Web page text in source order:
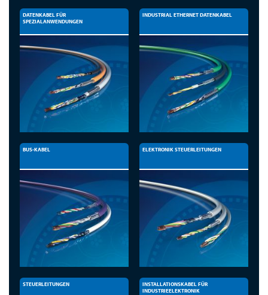
DATENKABEL FÜR
SPEZIALANWENDUNGEN
INDUSTRIAL ETHERNET DATENKABEL
BUS-KABEL ELEKTRONIK STEUERLEITUNGEN
STEUERLEITUNGEN
INSTALLATIONSKABEL FÜR
INDUSTRIEELEKTRONIK